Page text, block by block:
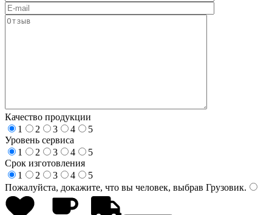
Качество продукции
1
2 3 4
5
Уровень сервиса
1
2 3 4
5
Срок изготовления
1
2 3 4
5
Пожалуйста, докажите, что вы человек, выбрав Грузовик.